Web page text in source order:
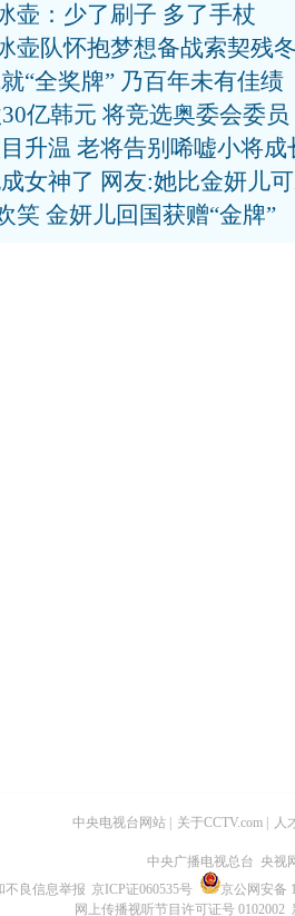
壶：少了刷子 多了手杖
壶队怀抱梦想备战索契残
“全奖牌” 乃百年未有佳绩
亿韩元 将竞选奥委会委员
升温 老将告别唏嘘小将成
女神了 网友:她比金妍儿
笑 金妍儿回国获赠“金牌”
中央电视台网站 关于CCTV.com 人
中央广播电视总台 央视
不良信息举报 京ICP证060535号
京公网安备
网上传播视听节目许可证号 0102002